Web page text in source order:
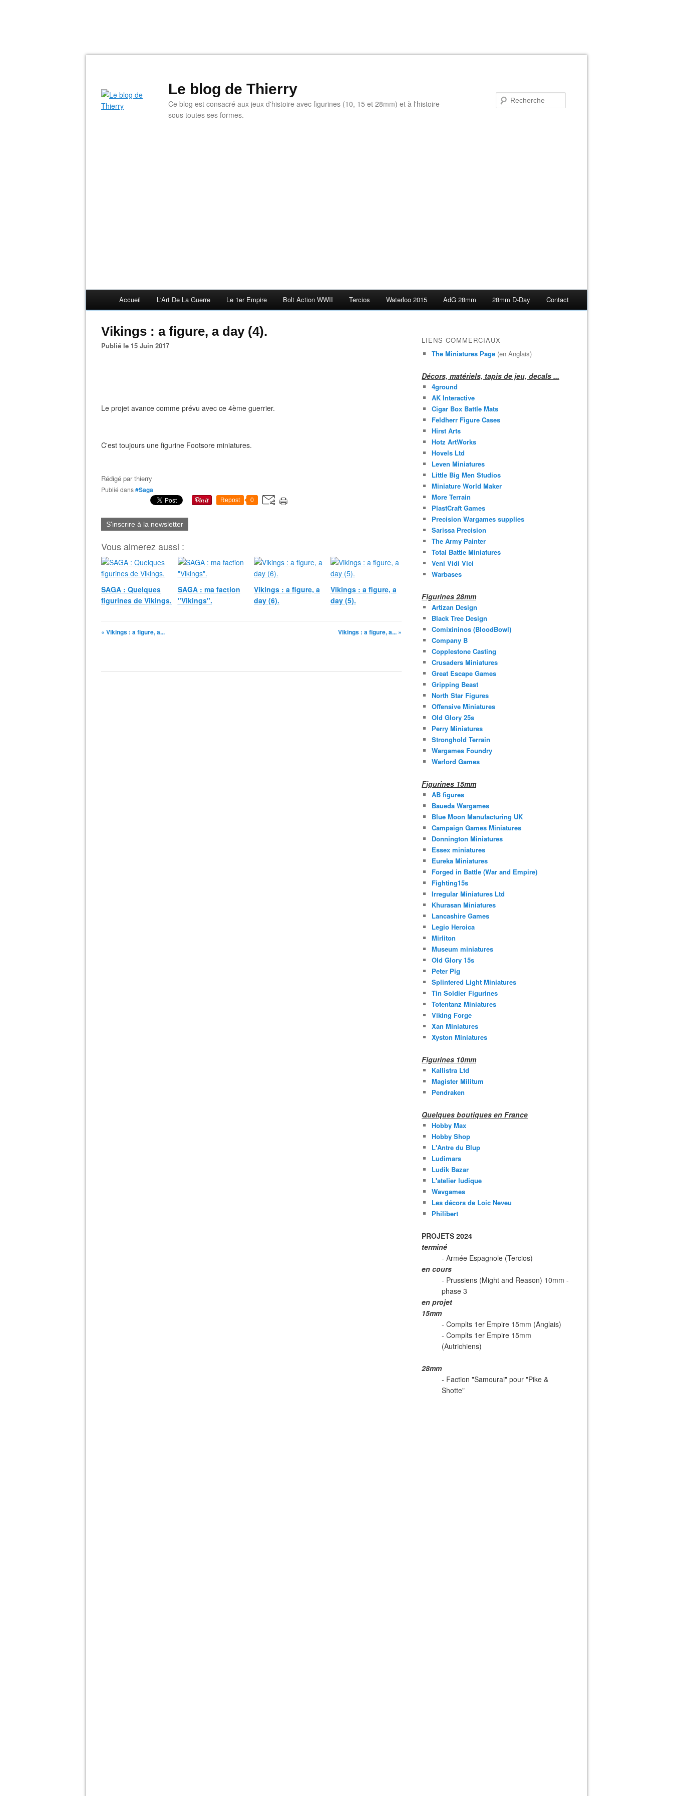
Le blog de Thierry
Ce blog est consacré aux jeux d'histoire avec figurines (10, 15 et 28mm) et à l'histoire
sous toutes ses formes.
Accueil L'Art De La Guerre Le 1er Empire Bolt Action WWII Tercios Waterloo 2015 AdG 28mm 28mm D-Day Contact
Vikings : a figure, a day (4).
Publié le 15 Juin 2017
Le projet avance comme prévu avec ce 4ème guerrier.
C'est toujours une figurine Footsore miniatures.
Rédigé parthierry
Publié dans#Saga
Repost 0
S'inscrire à la newsletter
Vous aimerez aussi :
SAGA : Quelques
figurines de Vikings.
SAGA : ma faction
"Vikings".
Vikings : a figure, a
day (6).
Vikings : a figure, a
day (5).
« Vikings : a figure, a... Vikings : a figure, a... »
LIENS COMMERCIAUX
The Miniatures Page (en Anglais)
Décors, matériels, tapis de jeu, decals ...
4ground
AK Interactive
Cigar Box Battle Mats
Feldherr Figure Cases
Hirst Arts
Hotz ArtWorks
Hovels Ltd
Leven Miniatures
Little Big Men Studios
Miniature World Maker
More Terrain
PlastCraft Games
Precision Wargames supplies
Sarissa Precision
The Army Painter
Total Battle Miniatures
Veni Vidi Vici
Warbases
Figurines 28mm
Artizan Design
Black Tree Design
Comixininos (BloodBowl)
Company B
Copplestone Casting
Crusaders Miniatures
Great Escape Games
Gripping Beast
North Star Figures
Offensive Miniatures
Old Glory 25s
Perry Miniatures
Stronghold Terrain
Wargames Foundry
Warlord Games
Figurines 15mm
AB figures
Baueda Wargames
Blue Moon Manufacturing UK
Campaign Games Miniatures
Donnington Miniatures
Essex miniatures
Eureka Miniatures
Forged in Battle (War and Empire)
Fighting15s
Irregular Miniatures Ltd
Khurasan Miniatures
Lancashire Games
Legio Heroica
Mirliton
Museum miniatures
Old Glory 15s
Peter Pig
Splintered Light Miniatures
Tin Soldier Figurines
Totentanz Miniatures
Viking Forge
Xan Miniatures
Xyston Miniatures
Figurines 10mm
Kallistra Ltd
Magister Militum
Pendraken
Quelques boutiques en France
Hobby Max
Hobby Shop
L'Antre du Blup
Ludimars
Ludik Bazar
L'atelier ludique
Wavgames
Les décors de Loic Neveu
Philibert
PROJETS 2024
terminé
- Armée Espagnole (Tercios)
en cours
- Prussiens (Might and Reason) 10mm -
phase 3
en projet
15mm
- Complts 1er Empire 15mm (Anglais)
- Complts 1er Empire 15mm
(Autrichiens)
28mm
- Faction "Samourai" pour "Pike &
Shotte"